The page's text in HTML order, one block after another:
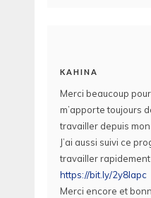
KAHINA
Merci beaucoup
m’apporte toujours
travailler depuis mon
J’ai aussi suivi ce
travailler
https://bit.ly/2y8Iapc
Merci encore et